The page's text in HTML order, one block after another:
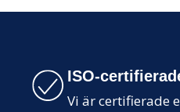
ISO-
Vi är certifierade